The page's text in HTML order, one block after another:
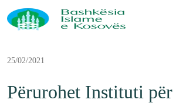
25/02/2021
Përurohet Instituti për